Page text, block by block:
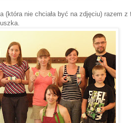
(która nie chciała być na zdjęciu) razem z